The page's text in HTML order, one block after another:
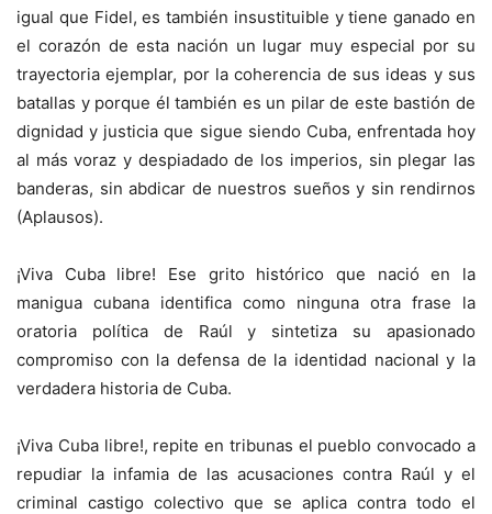
igual que Fidel, es también insustituible y tiene ganado en
el corazón de esta nación un lugar muy especial por su
trayectoria ejemplar, por la coherencia de sus ideas y sus
batallas y porque él también es un pilar de este bastión de
dignidad y justicia que sigue siendo Cuba, enfrentada hoy
al más voraz y despiadado de los imperios, sin plegar las
banderas, sin abdicar de nuestros sueños y sin rendirnos
(Aplausos).
¡Viva Cuba libre! Ese grito histórico que nació en la
manigua cubana identifica como ninguna otra frase la
oratoria política de Raúl y sintetiza su apasionado
compromiso con la defensa de la identidad nacional y la
verdadera historia de Cuba.
¡Viva Cuba libre!, repite en tribunas el pueblo convocado a
repudiar la infamia de las acusaciones contra Raúl y el
criminal castigo colectivo que se aplica contra todo el